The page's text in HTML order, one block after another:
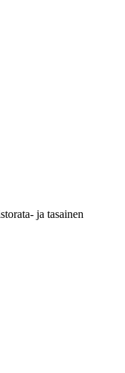
ja tasainen